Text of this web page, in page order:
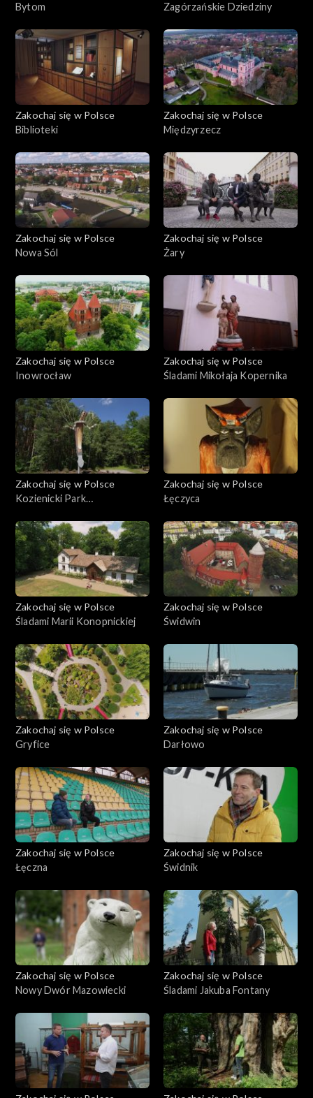
Bytom
Zagórzańskie Dziedziny
Zakochaj się w Polsce
Biblioteki
Zakochaj się w Polsce
Międzyrzecz
Zakochaj się w Polsce
Nowa Sól
Zakochaj się w Polsce
Żary
Zakochaj się w Polsce
Inowrocław
Zakochaj się w Polsce
Śladami Mikołaja Kopernika
Zakochaj się w Polsce
Kozienicki Park
Zakochaj się w Polsce
Łęczyca
Zakochaj się w Polsce
Śladami Marii Konopnickiej
Zakochaj się w Polsce
Świdwin
Zakochaj się w Polsce
Gryfice
Zakochaj się w Polsce
Darłowo
Zakochaj się w Polsce
Łęczna
Zakochaj się w Polsce
Świdnik
Zakochaj się w Polsce
Nowy Dwór Mazowiecki
Zakochaj się w Polsce
Śladami Jakuba Fontany